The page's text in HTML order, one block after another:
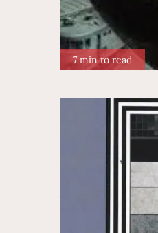
7 min to read